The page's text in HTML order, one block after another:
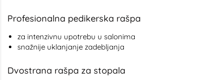
Profesionalna pedikerska rašpa
za intenzivnu upotrebu u salonima
snažnije uklanjanje zadebljanja
Dvostrana rašpa za stopala